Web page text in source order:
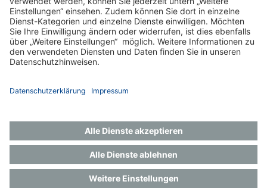
Datenschutz